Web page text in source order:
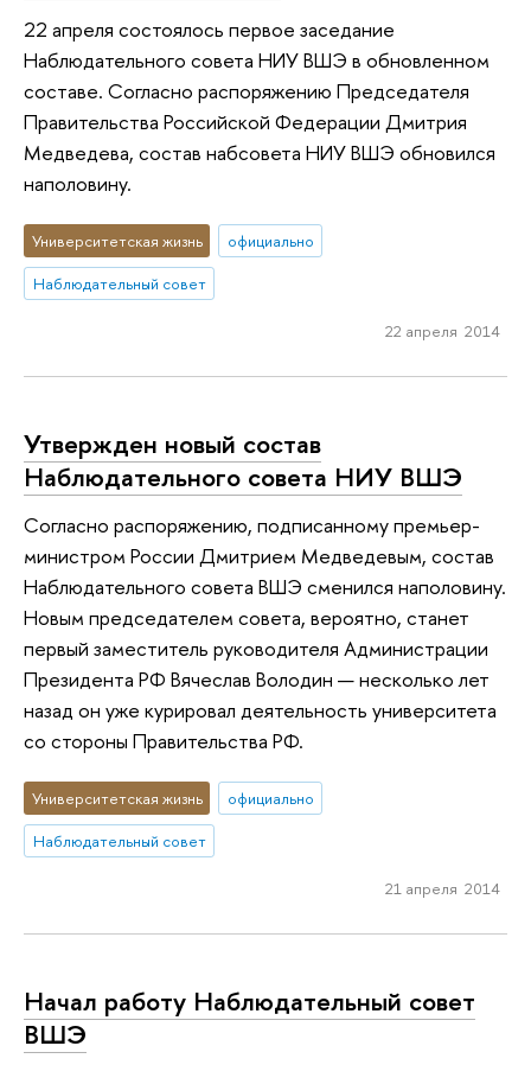
22 апреля состоялось первое заседание
Наблюдательного совета НИУ ВШЭ в обновленном
составе. Согласно распоряжению Председателя
Правительства Российской Федерации Дмитрия
Медведева, состав набсовета НИУ ВШЭ обновился
наполовину.
Университетская жизнь
официально
Наблюдательный совет
22 апреля 2014
Утвержден новый состав
Наблюдательного совета НИУ ВШЭ
Согласно распоряжению, подписанному премьер-
министром России Дмитрием Медведевым, состав
Наблюдательного совета ВШЭ сменился наполовину.
Новым председателем совета, вероятно, станет
первый заместитель руководителя Администрации
Президента РФ Вячеслав Володин — несколько лет
назад он уже курировал деятельность университета
со стороны Правительства РФ.
Университетская жизнь
официально
Наблюдательный совет
21 апреля 2014
Начал работу Наблюдательный совет
ВШЭ